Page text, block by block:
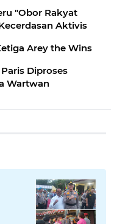
Membakar Kebekuan Kecerdasan Aktivis
Arey the Wins
Diproses
Wartwan